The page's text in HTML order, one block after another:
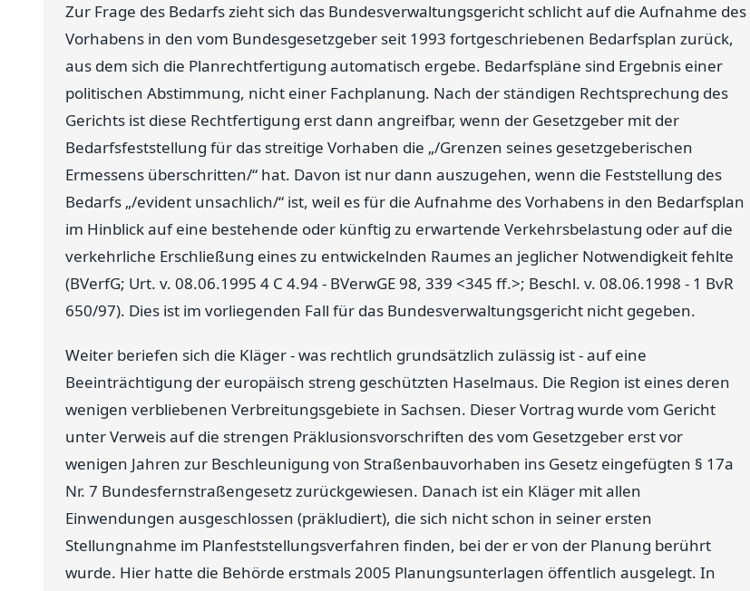
Zur Frage des Bedarfs zieht sich das Bundesverwaltungsgericht schlicht auf die Aufnahme des
Vorhabens in den vom Bundesgesetzgeber seit 1993 fortgeschriebenen Bedarfsplan zurück,
aus dem sich die Planrechtfertigung automatisch ergebe. Bedarfspläne sind Ergebnis einer
politischen Abstimmung, nicht einer Fachplanung. Nach der ständigen Rechtsprechung des
Gerichts ist diese Rechtfertigung erst dann angreifbar, wenn der Gesetzgeber mit der
Bedarfsfeststellung für das streitige Vorhaben die „/Grenzen seines gesetzgeberischen
Ermessens überschritten/“ hat. Davon ist nur dann auszugehen, wenn die Feststellung des
Bedarfs „/evident unsachlich/“ ist, weil es für die Aufnahme des Vorhabens in den Bedarfsplan
im Hinblick auf eine bestehende oder künftig zu erwartende Verkehrsbelastung oder auf die
verkehrliche Erschließung eines zu entwickelnden Raumes an jeglicher Notwendigkeit fehlte
(BVerfG; Urt. v. 08.06.1995 4 C 4.94 - BVerwGE 98, 339 <345 ff.>; Beschl. v. 08.06.1998 - 1 BvR
650/97). Dies ist im vorliegenden Fall für das Bundesverwaltungsgericht nicht gegeben.
Weiter beriefen sich die Kläger - was rechtlich grundsätzlich zulässig ist - auf eine
Beeinträchtigung der europäisch streng geschützten Haselmaus. Die Region ist eines deren
wenigen verbliebenen Verbreitungsgebiete in Sachsen. Dieser Vortrag wurde vom Gericht
unter Verweis auf die strengen Präklusionsvorschriften des vom Gesetzgeber erst vor
wenigen Jahren zur Beschleunigung von Straßenbauvorhaben ins Gesetz eingefügten § 17a
Nr. 7 Bundesfernstraßengesetz zurückgewiesen. Danach ist ein Kläger mit allen
Einwendungen ausgeschlossen (präkludiert), die sich nicht schon in seiner ersten
Stellungnahme im Planfeststellungsverfahren finden, bei der er von der Planung berührt
wurde. Hier hatte die Behörde erstmals 2005 Planungsunterlagen öffentlich ausgelegt. In